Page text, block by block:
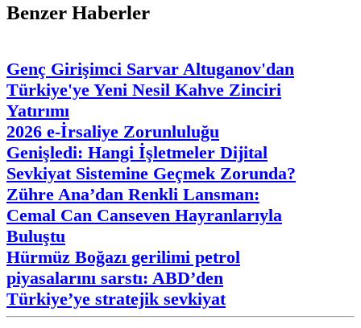
Benzer Haberler
Genç Girişimci Sarvar Altuganov'dan
Türkiye'ye Yeni Nesil Kahve Zinciri
Yatırımı
2026 e-İrsaliye Zorunluluğu
Genişledi: Hangi İşletmeler Dijital
Sevkiyat Sistemine Geçmek Zorunda?
Zühre Ana’dan Renkli Lansman:
Cemal Can Canseven Hayranlarıyla
Buluştu
Hürmüz Boğazı gerilimi petrol
piyasalarını sarstı: ABD’den
Türkiye’ye stratejik sevkiyat